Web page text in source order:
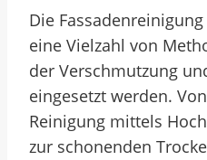
Die
eine Vielzahl von
der Verschmutzung
eingesetzt werden.
Reinigung mittels
zur schonenden